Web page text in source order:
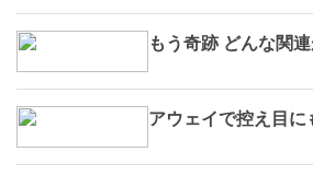
もう奇跡 どんな関
アウェイで控え目に